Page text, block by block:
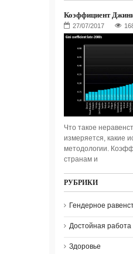
Коэффициент
Что такое
измеряется, какие
методологии.
странам и
РУБРИКИ
Гендерное
Достойная работа
Здоровье